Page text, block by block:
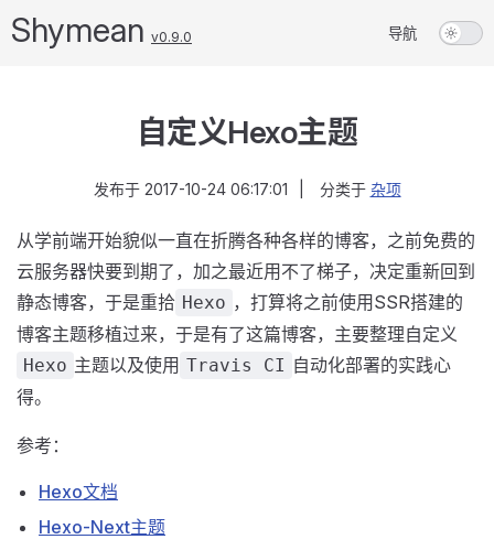
Shymean v0.9.0 导航
自定义Hexo主题
发布于 2017-10-24 06:17:01 分类于 杂项
从学前端开始貌似一直在折腾各种各样的博客，之前免费的
云服务器快要到期了，加之最近用不了梯子，决定重新回到
静态博客，于是重拾 Hexo ，打算将之前使用SSR搭建的
博客主题移植过来，于是有了这篇博客，主要整理自定义
Hexo 主题以及使用 Travis CI 自动化部署的实践心
得。
参考：
Hexo文档
Hexo-Next主题